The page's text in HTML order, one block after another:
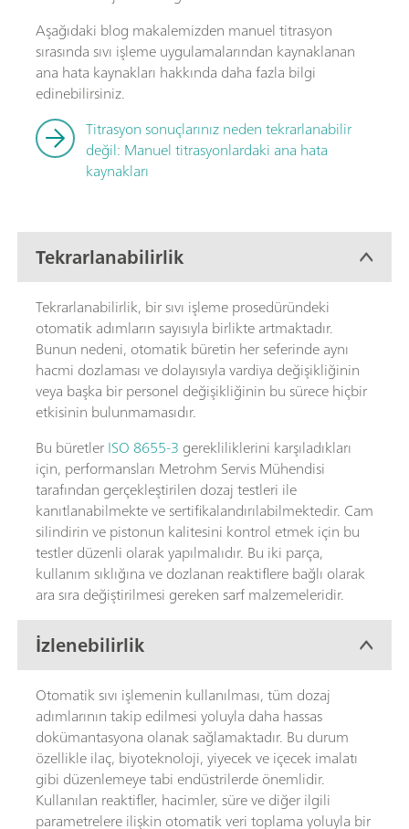
Aşağıdaki blog makalemizden manuel titrasyon
sırasında sıvı işleme uygulamalarından kaynaklanan
ana hata kaynakları hakkında daha fazla bilgi
edinebilirsiniz.
Titrasyon sonuçlarınız neden tekrarlanabilir
değil: Manuel titrasyonlardaki ana hata
kaynakları
Tekrarlanabilirlik
Tekrarlanabilirlik, bir sıvı işleme prosedüründeki
otomatik adımların sayısıyla birlikte artmaktadır.
Bunun nedeni, otomatik büretin her seferinde aynı
hacmi dozlaması ve dolayısıyla vardiya değişikliğinin
veya başka bir personel değişikliğinin bu sürece hiçbir
etkisinin bulunmamasıdır.
Bu büretlerISO 8655-3 gerekliliklerini karşıladıkları
için, performansları Metrohm Servis Mühendisi
tarafından gerçekleştirilen dozaj testleri ile
kanıtlanabilmekte ve sertifikalandırılabilmektedir. Cam
silindirin ve pistonun kalitesini kontrol etmek için bu
testler düzenli olarak yapılmalıdır. Bu iki parça,
kullanım sıklığına ve dozlanan reaktiflere bağlı olarak
ara sıra değiştirilmesi gereken sarf malzemeleridir.
İzlenebilirlik
Otomatik sıvı işlemenin kullanılması, tüm dozaj
adımlarının takip edilmesi yoluyla daha hassas
dokümantasyona olanak sağlamaktadır. Bu durum
özellikle ilaç, biyoteknoloji, yiyecek ve içecek imalatı
gibi düzenlemeye tabi endüstrilerde önemlidir.
Kullanılan reaktifler, hacimler, süre ve diğer ilgili
parametrelere ilişkin otomatik veri toplama yoluyla bir